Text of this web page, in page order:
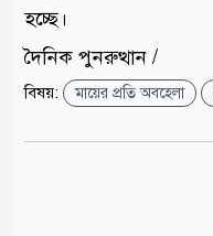
হচ্ছে।
দৈনিক পুনরুত্থান /
বিষয়: মায়ের প্রতি অবহেলা